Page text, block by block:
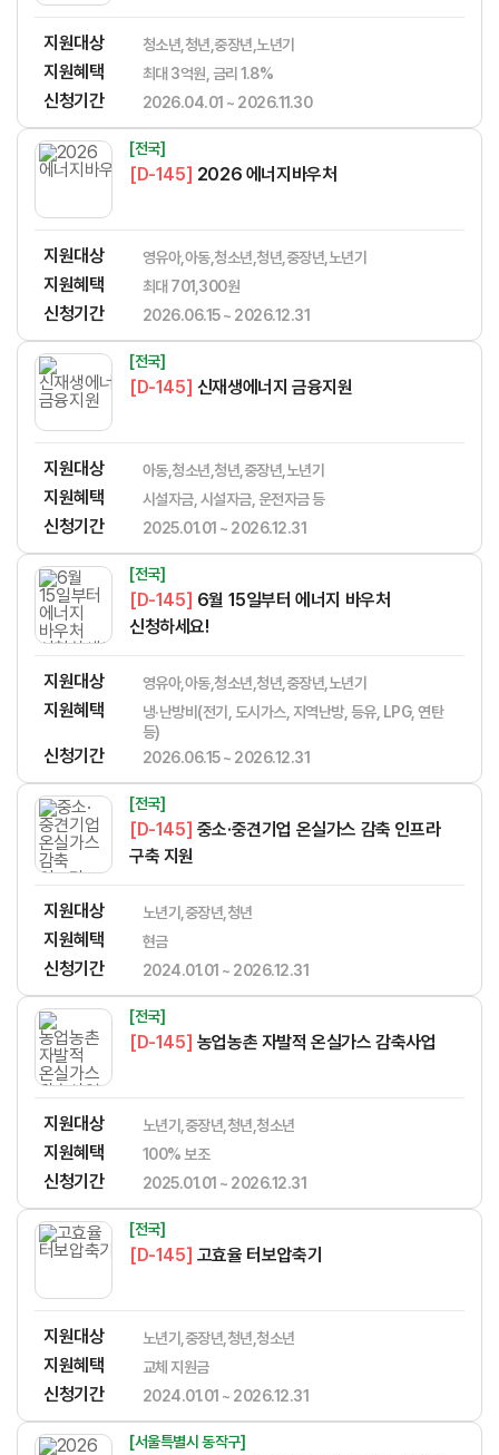
지원대상 청소년,청년,중장년,노년기
지원혜택 최대 3억원, 금리 1.8%
신청기간 2026.04.01 ~ 2026.11.30
[전국]
[D-145] 2026 에너지바우처
지원대상 영유아,아동,청소년,청년,중장년,노년기
지원혜택 최대 701,300원
신청기간 2026.06.15 ~ 2026.12.31
[전국]
[D-145] 신재생에너지 금융지원
지원대상 아동,청소년,청년,중장년,노년기
지원혜택 시설자금, 시설자금, 운전자금 등
신청기간 2025.01.01 ~ 2026.12.31
[전국]
[D-145]
신청하세요!
지원대상 영유아,아동,청소년,청년,중장년,노년기
지원혜택
냉·난방비(전기, 도시가스, 지역난방, 등유, LPG, 연탄
등)
신청기간 2026.06.15 ~ 2026.12.31
[전국]
[D-145]
구축 지원
지원대상 노년기,중장년,청년
지원혜택 현금
신청기간 2024.01.01 ~ 2026.12.31
[전국]
[D-145] 농업농촌 자발적 온실가스 감축사업
지원대상 노년기,중장년,청년,청소년
지원혜택 ​​​​​‌​​​‌​​‌​​​​‌​​‌‌‌​​​​‌‌‌‌‌​‌​​​​‌‌100% 보조
신청기간 2025.01.01 ~ 2026.12.31
[전국]
[D-145] 고효율 터보압축기
지원대상 노년기,중장년,청년,청소년
지원혜택 ​​​​​‌​​​‌​​‌​​​​‌​​‌‌‌​​​​‌‌‌‌‌​‌​​​​‌‌교체 지원금
신청기간 2024.01.01 ~ 2026.12.31
[서울특별시 동작구]